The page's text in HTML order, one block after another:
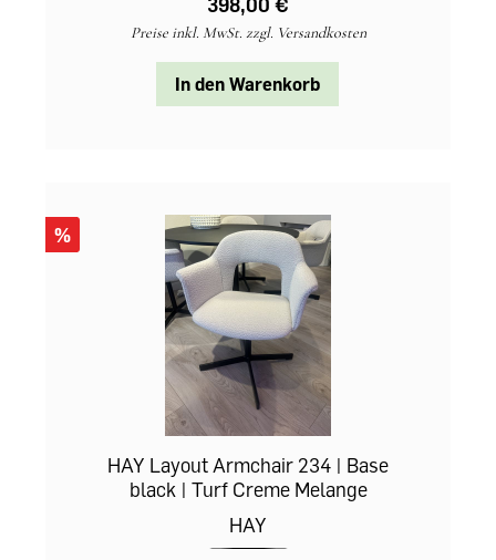
Preise inkl. MwSt. zzgl. Versandkosten
In den Warenkorb
%
HAY Layout Armchair 234 | Base
black | Turf Creme Melange
HAY